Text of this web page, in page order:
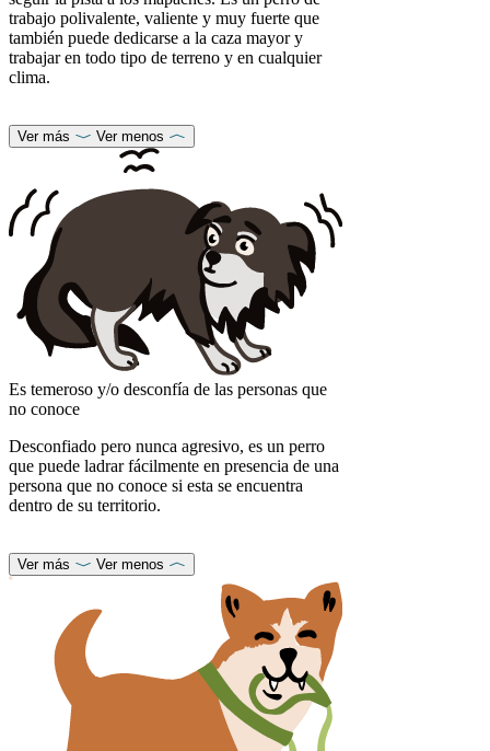
trabajo polivalente, valiente y muy fuerte que
también puede dedicarse a la caza mayor y
trabajar en todo tipo de terreno y en cualquier
clima.
Ver más Ver menos
Es temeroso y/o desconfía de las personas que
no conoce
Desconfiado pero nunca agresivo, es un perro
que puede ladrar fácilmente en presencia de una
persona que no conoce si esta se encuentra
dentro de su territorio.
Ver más Ver menos